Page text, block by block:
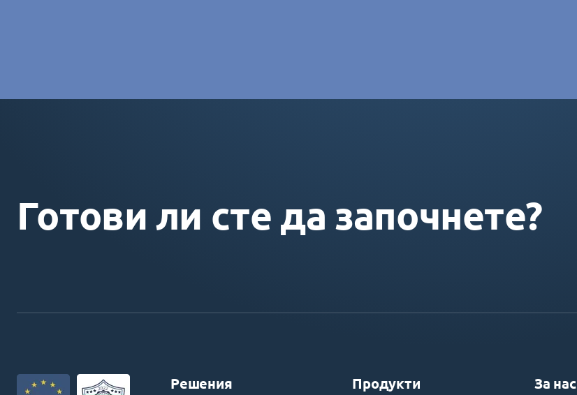
Готови ли сте да започнете?
Решения Продукти За нас